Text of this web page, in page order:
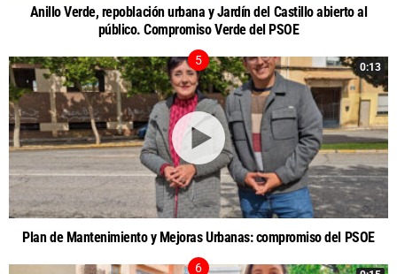
Anillo Verde, repoblación urbana y Jardín del Castillo abierto al
público. Compromiso Verde del PSOE
0:13
Plan de Mantenimiento y Mejoras Urbanas: compromiso del PSOE